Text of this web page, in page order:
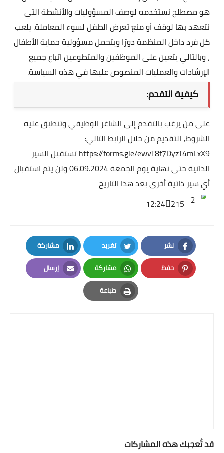
هو مصطلح نستخدمه لوصف المسؤوليات والأنشطة التي
نتعهد بها لوقف أو منع تعرض الطفل لسوء المعاملة. يلعب
كل فرد داخل المنظمة دورًا ويتحمل مسؤولية حماية الأطفال
، وبالتالي يتعين على الموظفين والمتطوعين اتباع جميع
الإرشادات والعمليات المنصوص عليها في هذه السياسة.
كيفية التقدم:
على من يرغب بالتقدم إلى الشاغر الوظيفي وتنطبق عليه
الشروط، التقديم من خلال الرابط التالي:
https://forms.gle/ewvT8f7DyzT4mLxX9تستقبل السير
الذاتية حتى نهاية يوم الجمعة 06.09.2024 ولن يتم استقبال
أي سير ذاتية أخرى بعد هذا التاريخ
2
نشر
Facebook
تغريد
Twitter
مشاركة
LinkedIn
حفظ
Pinterest
مشاركة
Whatsapp
إرسال
Email
طباعة
Print
قد تُعجبك هذه المشاركات